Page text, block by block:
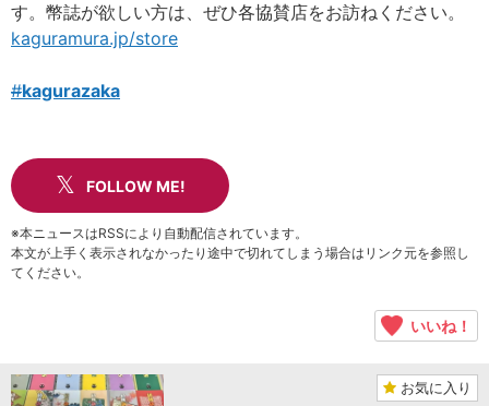
す。幣誌が欲しい方は、ぜひ各協賛店をお訪ねください。
kaguramura.jp/store
#kagurazaka
FOLLOW ME!
※本ニュースはRSSにより自動配信されています。
本文が上手く表示されなかったり途中で切れてしまう場合はリンク元を参照し
てください。
いいね！
お気に入り